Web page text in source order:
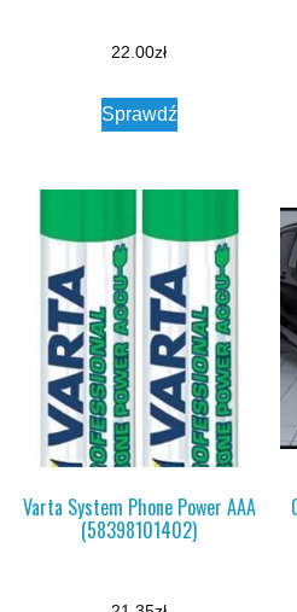
22.00zł
Sprawdź
Varta System Phone Power AAA
(58398101402)